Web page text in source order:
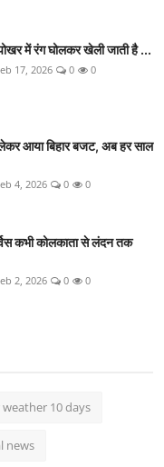
में रंग घोलकर खेली जाती है ...
17, 2026 0 0
आया बिहार बजट, अब हर साल
4, 2026 0 0
कभी कोलकाता से लंदन तक
2, 2026 0 0
weather 10 days
news